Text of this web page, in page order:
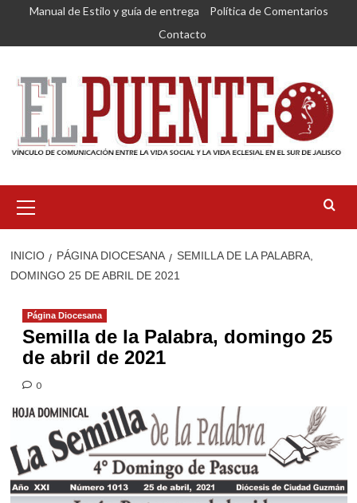
Saltar
contenido
Manual de Estilo y guía de entrega
Política de Comentarios
Contacto
primario
INICIO PÁGINA DIOCESANA
SEMILLA DE LA PALABRA,
DOMINGO 25 DE ABRIL DE 2021
Página Diocesana
Semilla de la Palabra, domingo 25
de abril de 2021
0